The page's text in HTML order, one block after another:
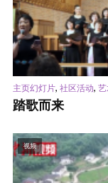
主页幻灯片, 社区活动,
踏歌而来
视频